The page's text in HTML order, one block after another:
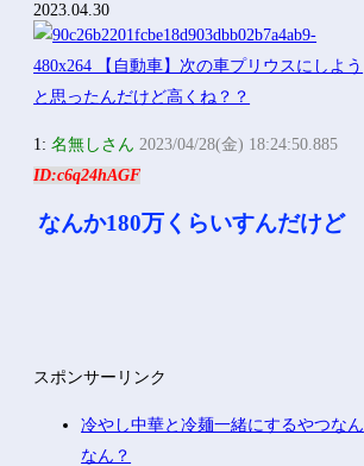
2023.04.30
1:名無しさん 2023/04/28(金) 18:24:50.885
ID:c6q24hAGF
なんか180万くらいすんだけど
スポンサーリンク
冷やし中華と冷麺一緒にするやつなん
なん？